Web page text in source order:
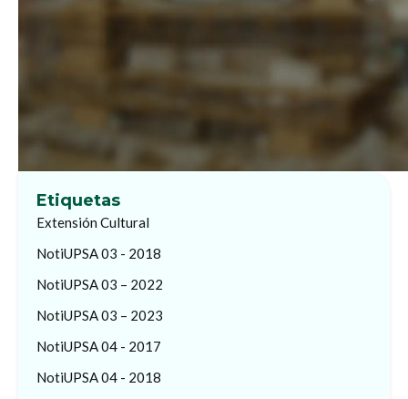
Etiquetas
Extensión Cultural
NotiUPSA 03 - 2018
NotiUPSA 03 – 2022
NotiUPSA 03 – 2023
NotiUPSA 04 - 2017
NotiUPSA 04 - 2018